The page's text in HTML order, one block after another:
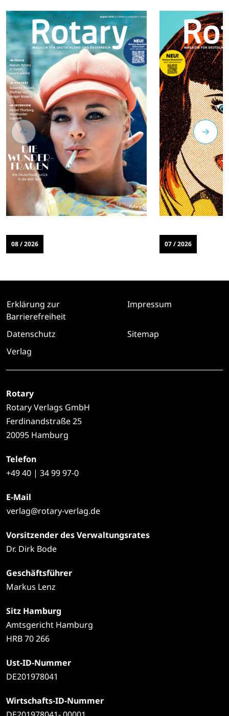
08 / 2026 07 / 2026
Erklärung zur
Barrierefreiheit
Impressum
Datenschutz
Sitemap
Verlag
Rotary
Rotary Verlags GmbH
Ferdinandstraße 25
20095 Hamburg
Telefon
+4940 | 34 99 97-0
E-Mail
verlag@rotary-verlag.de
Vorsitzender des Verwaltungsrates
Dr. Dirk Bode
Geschäftsführer
Markus Lenz
Sitz Hamburg
Amtsgericht Hamburg
HRB 70 266
Ust-ID-Nummer
DE201978041
Wirtschafts-ID-Nummer